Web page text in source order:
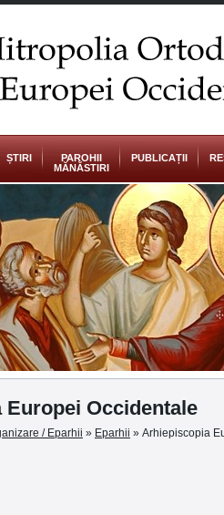
ȘTIRI
PAROHII
MĂNĂSTIRI
PUBLICAȚII
Occidentale
/ Eparhii » Eparhii » Arhiepiscopia